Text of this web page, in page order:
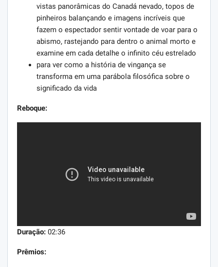
vistas panorâmicas do Canadá nevado, topos de
pinheiros balançando e imagens incríveis que
fazem o espectador sentir vontade de voar para o
abismo, rastejando para dentro o animal morto e
examine em cada detalhe o infinito céu estrelado
para ver como a história de vingança se
transforma em uma parábola filosófica sobre o
significado da vida
Reboque:
Duração: 02:36
Prêmios: